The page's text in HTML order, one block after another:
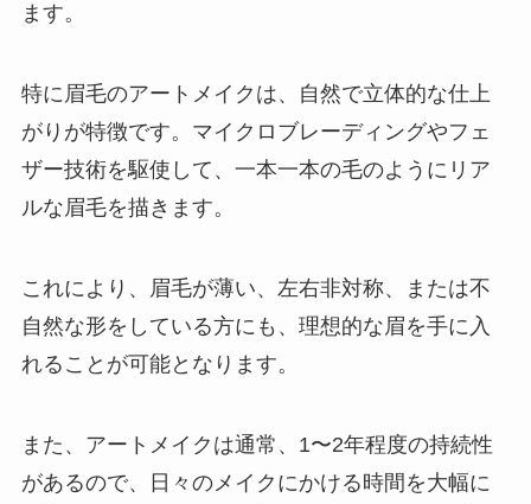
ます。
特に眉毛のアートメイクは、自然で立体的な仕上
がりが特徴です。マイクロブレーディングやフェ
ザー技術を駆使して、一本一本の毛のようにリア
ルな眉毛を描きます。
これにより、眉毛が薄い、左右非対称、または不
自然な形をしている方にも、理想的な眉を手に入
れることが可能となります。
また、アートメイクは通常、1〜2年程度の持続性
があるので、日々のメイクにかける時間を大幅に